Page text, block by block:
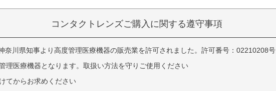
コンタクトレンズご購入に関する遵守事項
奈川県知事より高度管理医療機器の販売業を許可されました。許可番号：02210208号
理医療機器となります。取扱い方法を守りご使用ください
てからお求めください